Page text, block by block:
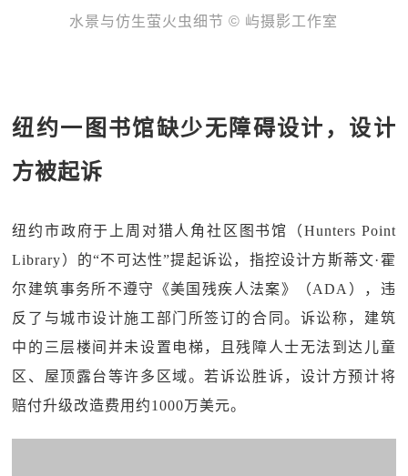
水景与仿生萤火虫细节 © 屿摄影工作室
纽约一图书馆缺少无障碍设计，设计
方被起诉
纽约市政府于上周对猎人角社区图书馆（Hunters Point
Library）的“不可达性”提起诉讼，指控设计方斯蒂文·霍
尔建筑事务所不遵守《美国残疾人法案》（ADA），违
反了与城市设计施工部门所签订的合同。诉讼称，建筑
中的三层楼间并未设置电梯，且残障人士无法到达儿童
区、屋顶露台等许多区域。若诉讼胜诉，设计方预计将
赔付升级改造费用约1000万美元。